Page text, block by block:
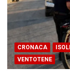
CRONACA
VENTOTENE